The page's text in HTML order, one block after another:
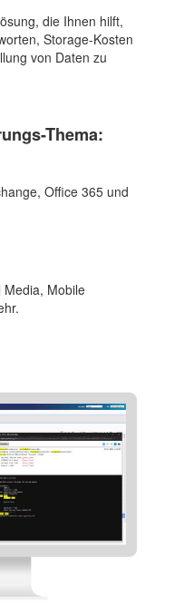
die Ihnen hilft,
Storage-Kosten
von Daten zu
Thema:
Office 365 und
Mobile